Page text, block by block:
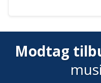
Modtag